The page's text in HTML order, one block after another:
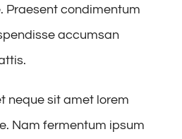
Praesent condimentum
accumsan
neque sit amet lorem
Nam fermentum ipsum